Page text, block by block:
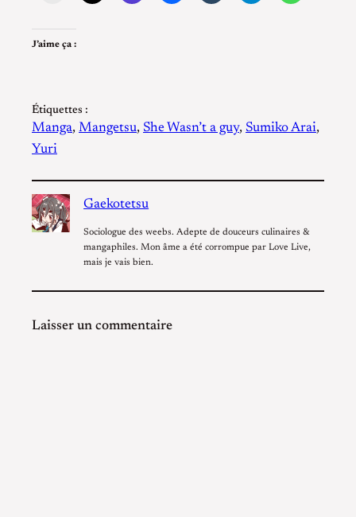
J’aime ça :
Étiquettes :
Manga, Mangetsu, She Wasn’t a guy, Sumiko Arai
Yuri
Gaekotetsu
Sociologue des weebs. Adepte de douceurs culinaires &
mangaphiles. Mon âme a été corrompue par Love Live,
mais je vais bien.
Laisser un commentaire